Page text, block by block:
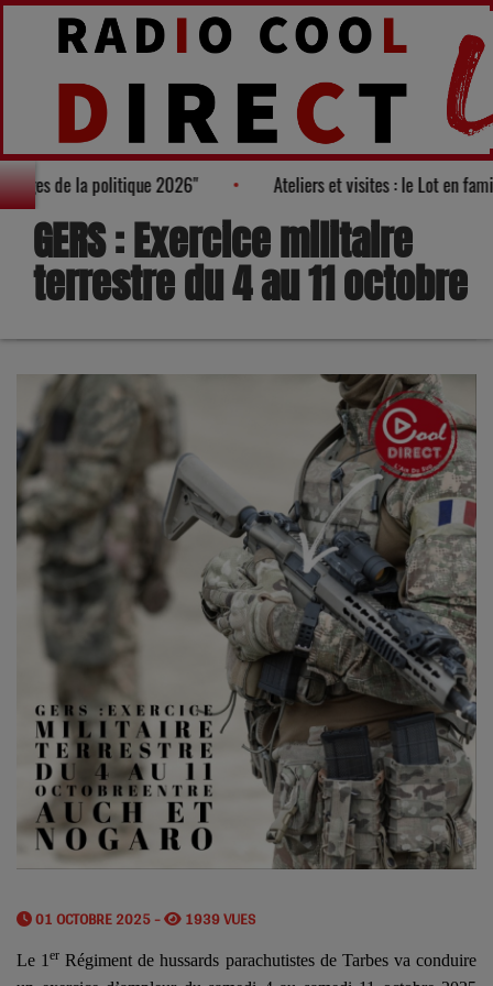
"100 nouveaux visages de la politique 2026" Ateliers et
GERS : Exercice militaire
terrestre du 4 au 11 octobre
01 OCTOBRE 2025 - 1939 VUES
Le 1er Régiment de hussards parachutistes de Tarbes va conduire